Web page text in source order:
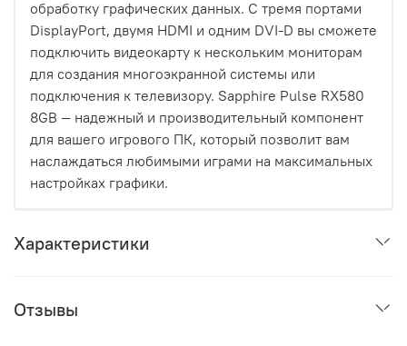
обработку графических данных. С тремя портами
DisplayPort, двумя HDMI и одним DVI-D вы сможете
подключить видеокарту к нескольким мониторам
для создания многоэкранной системы или
подключения к телевизору. Sapphire Pulse RX580
8GB — надежный и производительный компонент
для вашего игрового ПК, который позволит вам
наслаждаться любимыми играми на максимальных
настройках графики.
Характеристики
Отзывы